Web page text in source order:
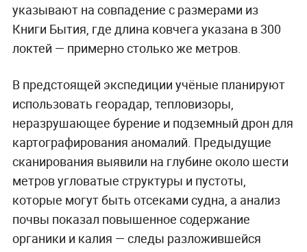
указывают на совпадение с размерами из
Книги Бытия, где длина ковчега указана в 300
локтей — примерно столько же метров.
В предстоящей экспедиции учёные планируют
использовать георадар, тепловизоры,
неразрушающее бурение и подземный дрон для
картографирования аномалий. Предыдущие
сканирования выявили на глубине около шести
метров угловатые структуры и пустоты,
которые могут быть отсеками судна, а анализ
почвы показал повышенное содержание
органики и калия — следы разложившейся